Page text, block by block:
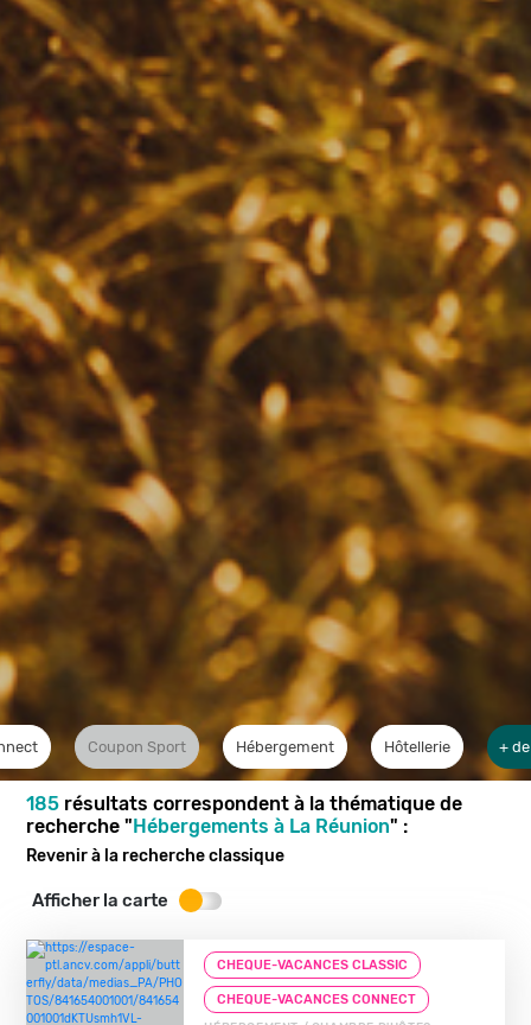
Coupon Sport Hébergement Hôtellerie +
185 résultats correspondent à la thématique de
recherche "Hébergements à La Réunion" :
Revenir à la recherche classique
Afficher la carte
CHEQUE-VACANCES CLASSIC
CHEQUE-VACANCES CONNECT